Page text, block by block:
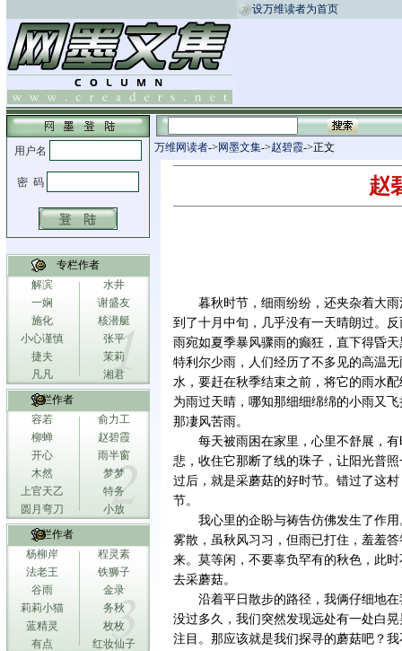
设万维读者为首页
专栏作者
解滨
水井
一娴
谢盛友
施化
核潜艇
小心谨慎
张平
捷夫
茉莉
凡凡
湘君
专栏作者
容若
俞力工
柳蝉
赵碧霞
开心
雨半窗
木然
梦梦
上官天乙
特务
圆月弯刀
小放
专栏作者
杨柳岸
程灵素
法老王
铁狮子
谷雨
金录
莉莉小猫
务秋
蓝精灵
枚枚
有点
红妆仙子
万维网读者-> 网墨文集->赵碧霞->正文
赵
暮秋时节，细雨纷纷，还夹杂着大
到了十月中旬，几乎没有一天晴朗过。
雨宛如夏季暴风骤雨的癫狂，直下得昏
特利尔少雨，人们经历了不多见的高温
水，要赶在秋季结束之前，将它的雨水
为雨过天晴，哪知那细细绵绵的小雨又
那凄风苦雨。
每天被雨困在家里，心里不舒展，
悲，收住它那断了线的珠子，让阳光普
过后，就是采蘑菇的好时节。错过了这
节。
我心里的企盼与祷告仿佛发生了作
雾散，虽秋风习习，但雨已打住，羞羞
来。莫等闲，不要辜负罕有的秋色，此
去采蘑菇。
沿着平日散步的路径，我俩仔细地
没过多久，我们突然发现远处有一处白
注目。那应该就是我们探寻的蘑菇吧？